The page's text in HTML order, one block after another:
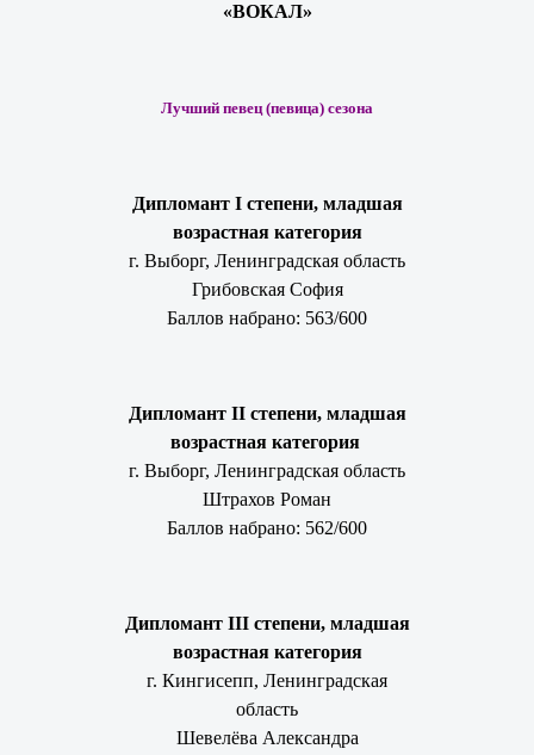
«ВОКАЛ»
Лучший певец (певица) сезона
Дипломант I степени, младшая
возрастная категория
г. Выборг, Ленинградская область
Грибовская София
Баллов набрано: 563/600
Дипломант II степени, младшая
возрастная категория
г. Выборг, Ленинградская область
Штрахов Роман
Баллов набрано: 562/600
Дипломант III степени, младшая
возрастная категория
г. Кингисепп, Ленинградская
область
Шевелёва Александра